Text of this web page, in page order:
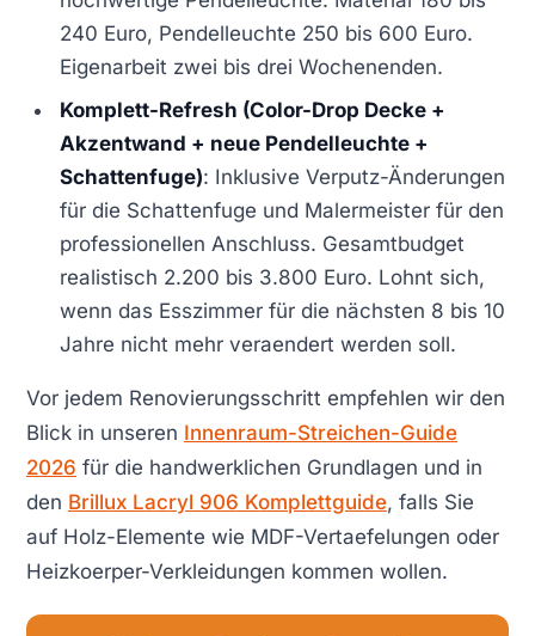
240 Euro, Pendelleuchte 250 bis 600 Euro.
Eigenarbeit zwei bis drei Wochenenden.
Komplett-Refresh (Color-Drop Decke +
Akzentwand + neue Pendelleuchte +
Schattenfuge): Inklusive Verputz-Änderungen
für die Schattenfuge und Malermeister für den
professionellen Anschluss. Gesamtbudget
realistisch 2.200 bis 3.800 Euro. Lohnt sich,
wenn das Esszimmer für die nächsten 8 bis 10
Jahre nicht mehr veraendert werden soll.
Vor jedem Renovierungsschritt empfehlen wir den
Blick in unseren Innenraum-Streichen-Guide
2026 für die handwerklichen Grundlagen und in
den Brillux Lacryl 906 Komplettguide, falls Sie
auf Holz-Elemente wie MDF-Vertaefelungen oder
Heizkoerper-Verkleidungen kommen wollen.